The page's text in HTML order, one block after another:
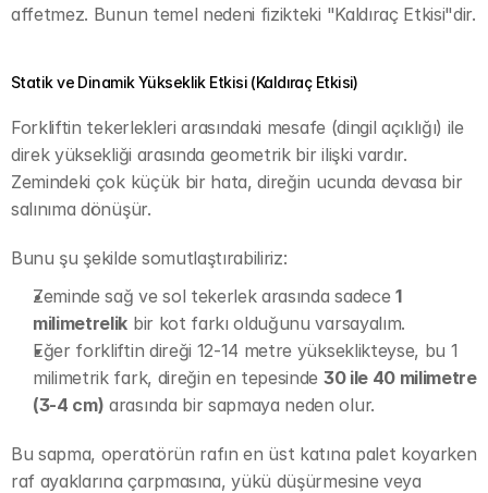
affetmez. Bunun temel nedeni fizikteki "Kaldıraç Etkisi"dir.
Statik ve Dinamik Yükseklik Etkisi (Kaldıraç Etkisi)
Forkliftin tekerlekleri arasındaki mesafe (dingil açıklığı) ile
direk yüksekliği arasında geometrik bir ilişki vardır.
Zemindeki çok küçük bir hata, direğin ucunda devasa bir
salınıma dönüşür.
Bunu şu şekilde somutlaştırabiliriz:
Zeminde sağ ve sol tekerlek arasında sadece 1
milimetrelik bir kot farkı olduğunu varsayalım.
Eğer forkliftin direği 12-14 metre yükseklikteyse, bu 1
milimetrik fark, direğin en tepesinde 30 ile 40 milimetre
(3-4 cm) arasında bir sapmaya neden olur.
Bu sapma, operatörün rafın en üst katına palet koyarken
raf ayaklarına çarpmasına, yükü düşürmesine veya